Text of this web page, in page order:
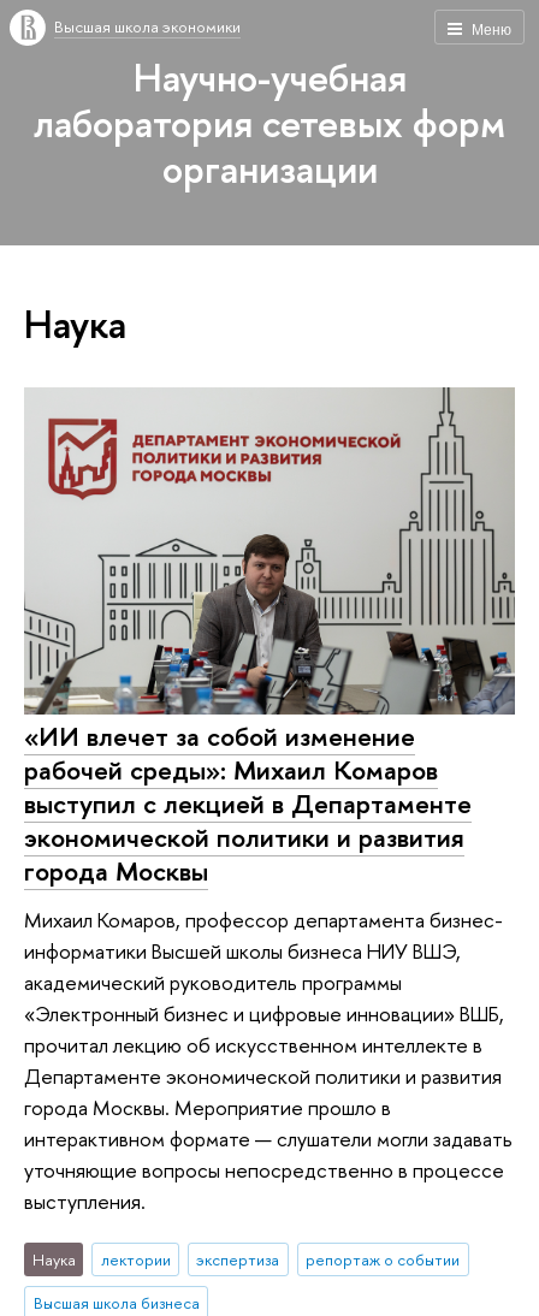
Меню
Высшая школа экономики
Научно-учебная
лаборатория сетевых форм
организации
Наука
«ИИ влечет за собой изменение
рабочей среды»: Михаил Комаров
выступил с лекцией в Департаменте
экономической политики и развития
города Москвы
Михаил Комаров, профессор департамента бизнес-
информатики Высшей школы бизнеса НИУ ВШЭ,
академический руководитель программы
«Электронный бизнес и цифровые инновации» ВШБ,
прочитал лекцию об искусственном интеллекте в
Департаменте экономической политики и развития
города Москвы. Мероприятие прошло в
интерактивном формате — слушатели могли задавать
уточняющие вопросы непосредственно в процессе
выступления.
Наука лектории экспертиза
репортаж о событии
Высшая школа бизнеса